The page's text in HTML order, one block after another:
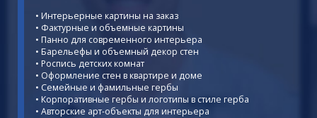
• Интерьерные картины на заказ
• Фактурные и объемные картины
• Панно для современного интерьера
• Барельефы и объемный декор стен
• Роспись детских комнат
• Оформление стен в квартире и доме
• Семейные и фамильные гербы
• Корпоративные гербы и логотипы в стиле герба
• Авторские арт-объекты для интерьера